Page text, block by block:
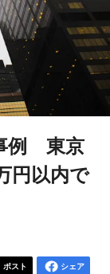
例 東京
円以内で
ポスト シェア